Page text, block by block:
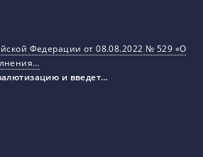
Федерации от 08.08.2022 № 529 «О
и введет…